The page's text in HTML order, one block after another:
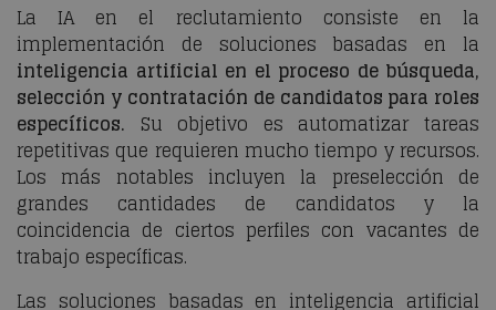
La IA en el reclutamiento consiste en la
implementación de soluciones basadas en la
inteligencia artificial en el proceso de búsqueda,
selección y contratación de candidatos para roles
específicos. Su objetivo es automatizar tareas
repetitivas que requieren mucho tiempo y recursos.
Los más notables incluyen la preselección de
grandes cantidades de candidatos y la
coincidencia de ciertos perfiles con vacantes de
trabajo específicas.
Las soluciones basadas en inteligencia artificial